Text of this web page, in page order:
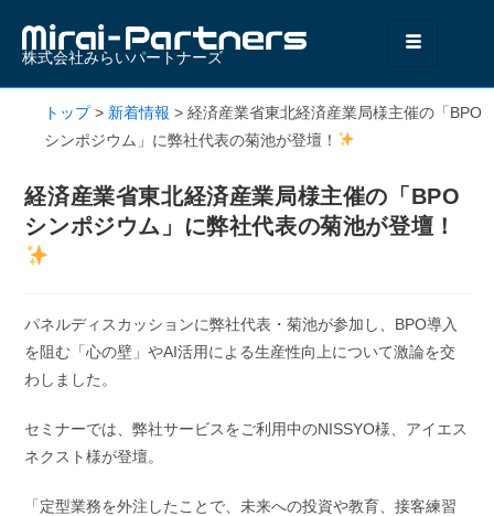
株式会社みらいパートナーズ
トップ> 新着情報 > 経済産業省東北経済産業局様主催の「BPO
シンポジウム」に弊社代表の菊池が登壇！
経済産業省東北経済産業局様主催の「BPO
シンポジウム」に弊社代表の菊池が登壇！
パネルディスカッションに弊社代表・菊池が参加し、BPO導入
を阻む「心の壁」やAI活用による生産性向上について激論を交
わしました。
セミナーでは、弊社サービスをご利用中のNISSYO様、アイエス
ネクスト様が登壇。
「定型業務を外注したことで、未来への投資や教育、接客練習